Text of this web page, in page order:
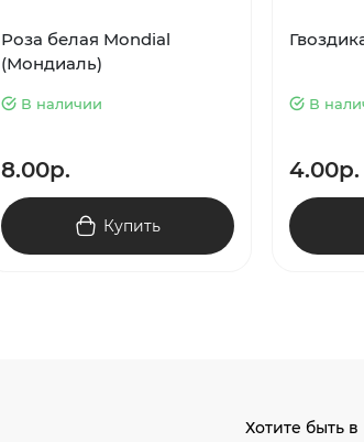
Роза белая Mondial
(Мондиаль)
В наличии
8.00р.
Купить
В
4.00р.
Хотите быть